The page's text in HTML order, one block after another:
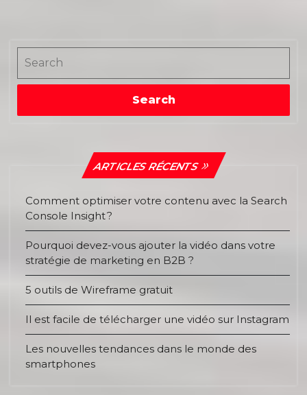
Search
Search
ARTICLES RÉCENTS
Comment optimiser votre contenu avec la Search
Console Insight ?
Pourquoi devez-vous ajouter la vidéo dans votre
stratégie de marketing en B2B ?
5 outils de Wireframe gratuit
Il est facile de télécharger une vidéo sur Instagram
Les nouvelles tendances dans le monde des
smartphones